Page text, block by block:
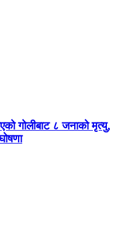
गोलीबाट ८ जनाको मृत्यु,